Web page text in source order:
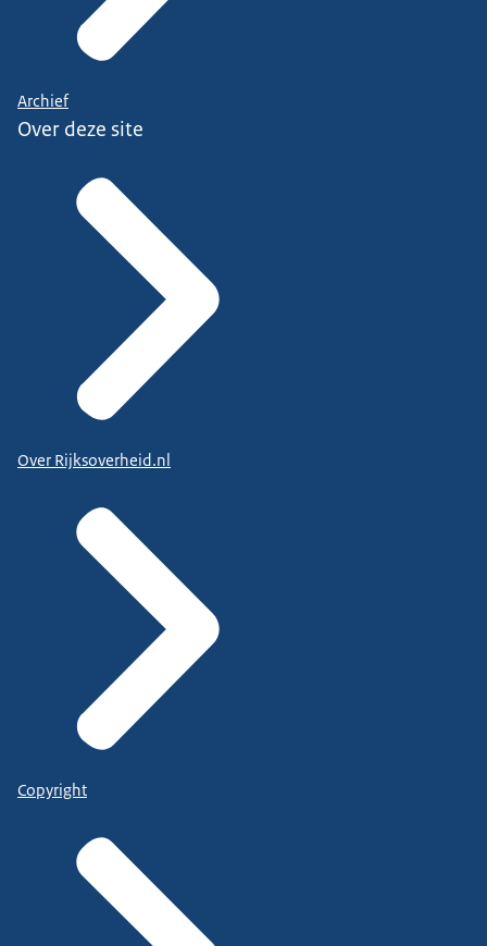
Archief
Over deze site
Over Rijksoverheid.nl
Copyright